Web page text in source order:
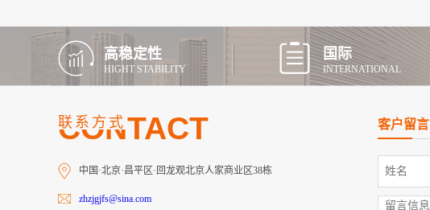
高稳定性
HIGHT STABILITY
国际
INTERNATIONAL
CONTACT
联系方式
中国·北京·昌平区·回龙观北京人家商业区38栋
zhzjgjfs@sina.com
客户留言